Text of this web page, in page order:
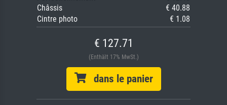
Châssis
€ 40.88
Cintre photo
€ 1.08
€ 127.71
(Enthält 17% MwSt.)
dans le panier